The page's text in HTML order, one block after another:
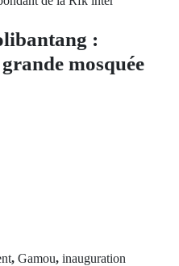
:
mosquée
,Gamou,inauguration